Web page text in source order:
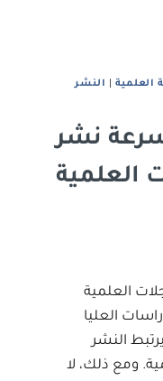
العلمية|
النشر
سرعة نشر
العلمية
العلمية
العليا
النشر
ومع ذلك، لا